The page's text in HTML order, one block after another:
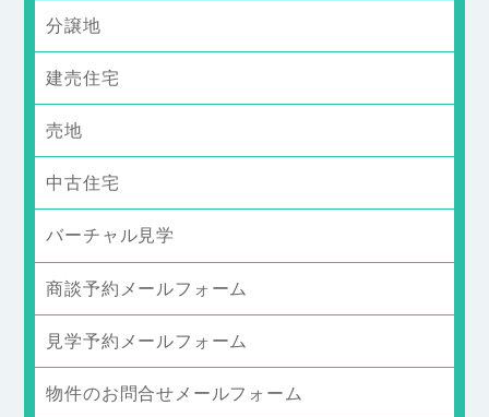
分譲地
建売住宅
売地
中古住宅
バーチャル見学
商談予約メールフォーム
見学予約メールフォーム
物件のお問合せメールフォーム